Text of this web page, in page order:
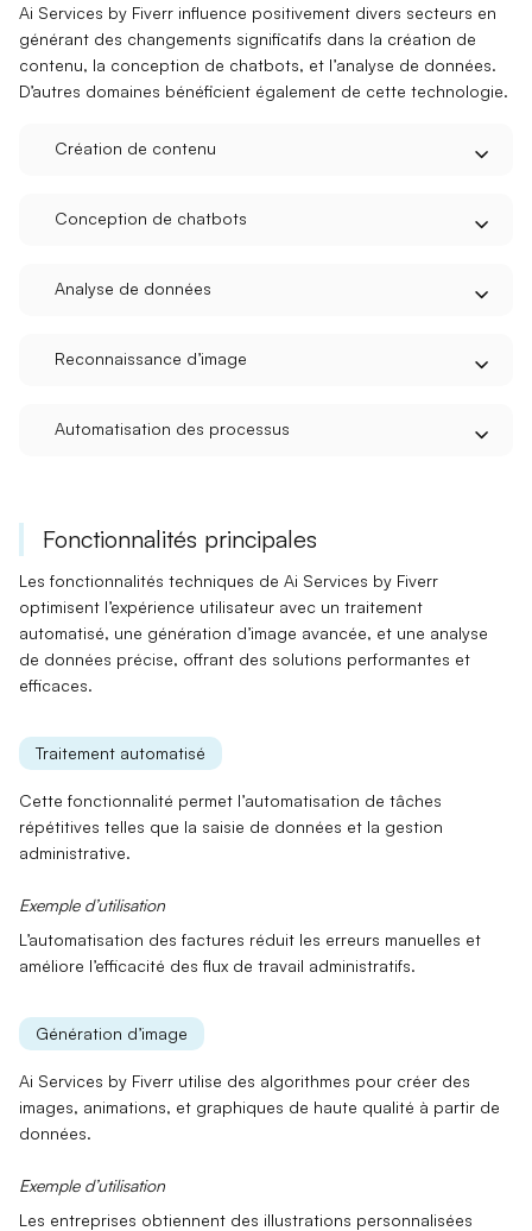
Ai Services by Fiverr influence positivement divers secteurs en
générant des changements significatifs dans la création de
contenu, la conception de chatbots, et l’analyse de données.
D’autres domaines bénéficient également de cette technologie.
Création de contenu
Conception de chatbots
Analyse de données
Reconnaissance d’image
Automatisation des processus
Fonctionnalités principales
Les fonctionnalités techniques de Ai Services by Fiverr
optimisent l’expérience utilisateur avec untraitement
automatisé, une génération d’image avancée, et une analyse
de données précise, offrant des solutions performantes et
efficaces.
Traitement automatisé
Cette fonctionnalité permet l’automatisation de tâches
répétitives telles que la saisie de données et la gestion
administrative.
Exemple d’utilisation
L’automatisation des factures réduit les erreurs manuelles et
améliore l’efficacité des flux de travail administratifs.
Génération d’image
Ai Services by Fiverr utilise des algorithmes pour créer des
images, animations, et graphiques de haute qualité à partir de
données.
Exemple d’utilisation
Les entreprises obtiennent des illustrations personnalisées